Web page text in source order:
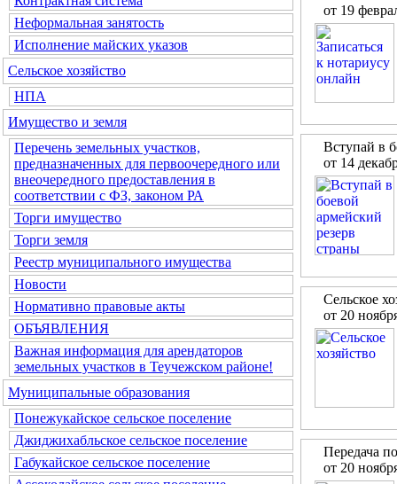
Неформальная занятость
Исполнение майских указов
Сельское хозяйство
НПА
Имущество и земля
Перечень земельных участков,
предназначенных для первоочередного или
внеочередного предоставления в
соответствии с ФЗ, законом РА
Торги имущество
Торги земля
Реестр муниципального имущества
Новости
Нормативно правовые акты
ОБЪЯВЛЕНИЯ
Важная информация для арендаторов
земельных участков в Теучежском районе!
Муниципальные образования
Понежукайское сельское поселение
Джиджихабльское сельское поселение
Габукайское сельское поселение
от 19
Вступай в
от 14
Сельское
от 20
Передача
от 20